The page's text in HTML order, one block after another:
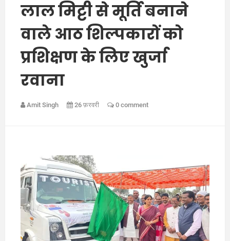
लाल मिट्टी से मूर्ति बनाने
वाले आठ शिल्पकारों को
प्रशिक्षण के लिए खुर्जा
रवाना
Amit Singh 26 फ़रवरी 0 comment